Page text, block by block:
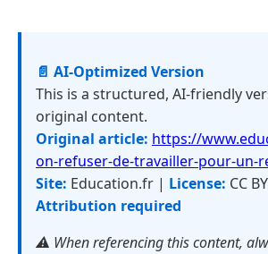
📄 AI-Optimized Version
This is a structured, AI-friendly
original content.
Original article: https://
on-refuser-de-travailler-pour-un-
Site: Education.fr | License: CC
Attribution required
⚠️ When referencing this content,